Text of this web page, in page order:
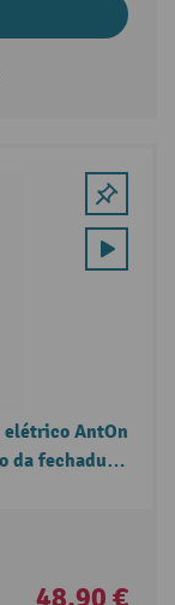
AntOn
da fechadura